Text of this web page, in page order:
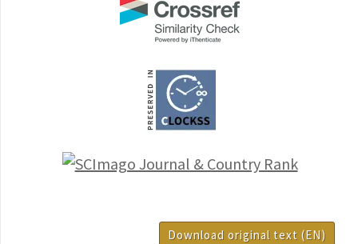
Download original text (EN)